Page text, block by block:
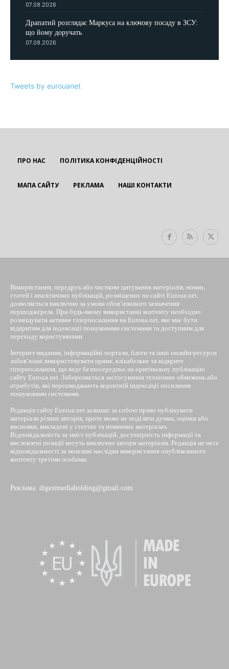
07.08.2026
Драпатий розглядає Маркуса на ключову посаду в ЗСУ:
що йому доручать
07.08.2026
Tweets by eurouanet
ПРО НАС ПОЛІТИКА КОНФІДЕНЦІЙНОСТІ
МАПА САЙТУ РЕКЛАМА НАШІ КОНТАКТИ
Використання, передрук або часткове цитування матеріалів, новин,
статей і аналітичних публікацій, розміщених на сайті Euroua.net,
дозволяється виключно за умови обов’язкового зазначення
першоджерела. При будь-якому використанні контенту необхідно
розміщувати активне гіперпосилання на Euroua.net, яке має бути
відкритим для індексації пошуковими системами та доступним для
переходу користувачами.
Інтернет-видання, інформаційні портали, блоги та інші онлайн-ресурси
зобов’язані використовувати пряме, клікабельне та відкрите
гіперпосилання, що веде безпосередньо на оригінальну публікацію
сайту Euroua.net. Забороняється застосування технічних обмежень або
атрибутів, які перешкоджають коректній індексації посилання
пошуковими системами.
Редакція сайту Euroua.net залишає за собою право публікувати
матеріали різних авторів, проте може не поділяти думки, оцінки або
висновки, викладені у статтях та новинних матеріалах.
Відповідальність за зміст публікацій, достовірність інформації та
висловлені позиції несуть виключно автори матеріалів. Редакція не несе
відповідальності за можливі наслідки використання опублікованого
контенту третіми особами.
Реклама: digestmediaholding@gmail.com